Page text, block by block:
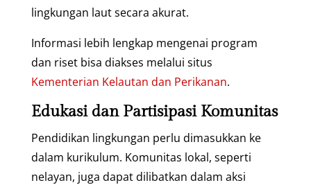
lingkungan laut secara akurat.
Informasi lebih lengkap mengenai program
dan riset bisa diakses melalui situs
Kementerian Kelautan dan Perikanan.
Edukasi dan Partisipasi Komunitas
Pendidikan lingkungan perlu dimasukkan ke
dalam kurikulum. Komunitas lokal, seperti
nelayan, juga dapat dilibatkan dalam aksi